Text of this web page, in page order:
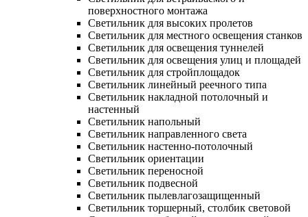
поверхностного монтажа
Светильник для высоких пролетов
Светильник для местного освещения станков
Светильник для освещения туннелей
Светильник для освещения улиц и площадей
Светильник для стройплощадок
Светильник линейный реечного типа
Светильник накладной потолочный и
настенный
Светильник напольный
Светильник направленного света
Светильник настенно-потолочный
Светильник ориентации
Светильник переносной
Светильник подвесной
Светильник пылевлагозащищенный
Светильник торшерный, столбик световой